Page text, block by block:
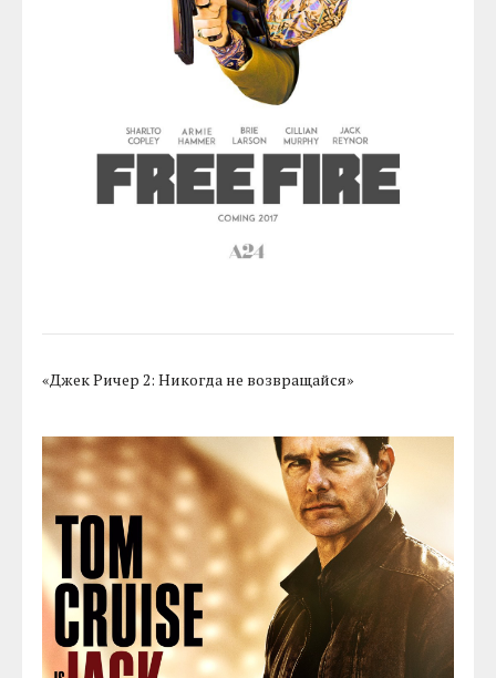
«Джек Ричер 2: Никогда не возвращайся»